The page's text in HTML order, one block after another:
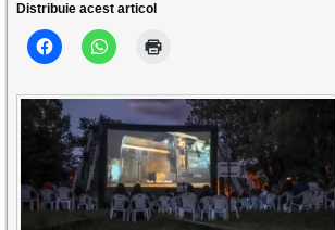
Distribuie acest articol